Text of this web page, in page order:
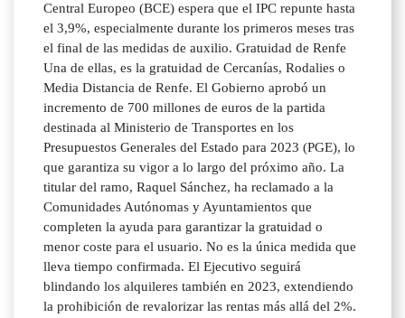
Central Europeo (BCE) espera que el IPC repunte hasta
el 3,9%, especialmente durante los primeros meses tras
el final de las medidas de auxilio. Gratuidad de Renfe
Una de ellas, es la gratuidad de Cercanías, Rodalies o
Media Distancia de Renfe. El Gobierno aprobó un
incremento de 700 millones de euros de la partida
destinada al Ministerio de Transportes en los
Presupuestos Generales del Estado para 2023 (PGE), lo
que garantiza su vigor a lo largo del próximo año. La
titular del ramo, Raquel Sánchez, ha reclamado a la
Comunidades Autónomas y Ayuntamientos que
completen la ayuda para garantizar la gratuidad o
menor coste para el usuario. No es la única medida que
lleva tiempo confirmada. El Ejecutivo seguirá
blindando los alquileres también en 2023, extendiendo
la prohibición de revalorizar las rentas más allá del 2%.